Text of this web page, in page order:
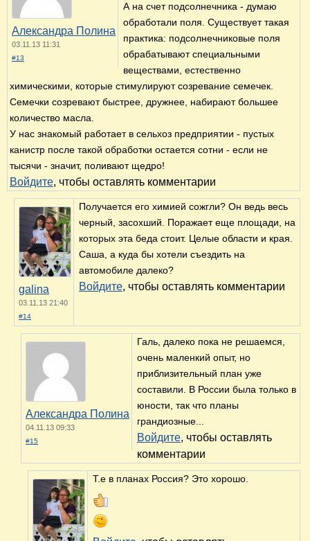
Александра Полина
03.11.13 11:31
#13
А на счет подсолнечника - думаю
обработали поля. Существует такая
практика: подсолнечниковые поля
обрабатывают специальными
веществами, естественно
химическими, которые стимулируют созревание семечек.
Семечки созревают быстрее, дружнее, набирают большее
количество масла.
У нас знакомый работает в сельхоз предприятии - пустых
канистр после такой обработки остается сотни - если не
тысячи - значит, поливают щедро!
Войдите, чтобы оставлять комментарии
galina
03.11.13 21:40
#14
Получается его химией сожгли? Он ведь весь
черный, засохший. Поражает еще площади, на
которых эта беда стоит. Целые области и края.
Саша, а куда бы хотели съездить на
автомобиле далеко?
Войдите, чтобы оставлять комментарии
Александра Полина
04.11.13 09:33
#15
Галь, далеко пока не решаемся,
очень маленкий опыт, но
приблизительный план уже
составили. В России была только в
юности, так что планы
грандиозные...
Войдите, чтобы оставлять
комментарии
Т.е в планах Россия? Это хорошо.